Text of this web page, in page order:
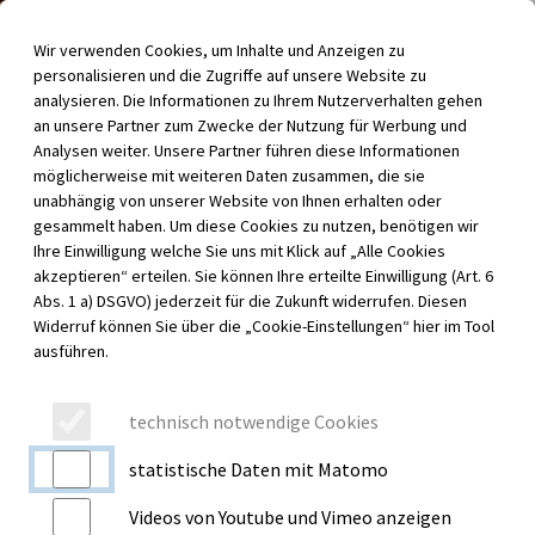
Inhalt der Seite anspringen
Menü für barrierefreie Funktionen aufrufen
Wir verwenden Cookies, um Inhalte und Anzeigen zu
personalisieren und die Zugriffe auf unsere Website zu
analysieren. Die Informationen zu Ihrem Nutzerverhalten gehen
an unsere Partner zum Zwecke der Nutzung für Werbung und
Analysen weiter. Unsere Partner führen diese Informationen
möglicherweise mit weiteren Daten zusammen, die sie
unabhängig von unserer Website von Ihnen erhalten oder
gesammelt haben. Um diese Cookies zu nutzen, benötigen wir
Ihre Einwilligung welche Sie uns mit Klick auf „Alle Cookies
akzeptieren“ erteilen. Sie können Ihre erteilte Einwilligung (Art. 6
Abs. 1 a) DSGVO) jederzeit für die Zukunft widerrufen. Diesen
Widerruf können Sie über die „Cookie-Einstellungen“ hier im Tool
ausführen.
technisch notwendige Cookies
statistische Daten mit Matomo
Videos von Youtube und Vimeo anzeigen